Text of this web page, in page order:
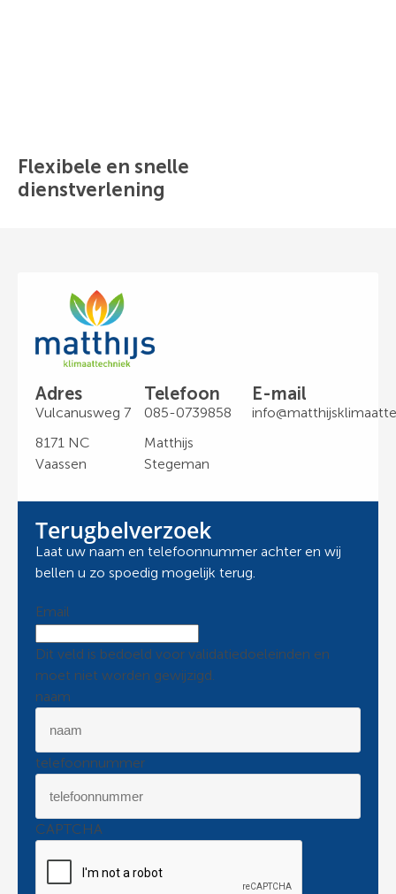
Flexibele en snelle
dienstverlening
Adres
Vulcanusweg 7
8171 NC
Vaassen
Telefoon
085-0739858
Matthijs
Stegeman
E-mail
Terugbelverzoek
Laat uw naam en telefoonnummer achter en wij
bellen u zo spoedig mogelijk terug.
Email
Dit veld is bedoeld voor validatiedoeleinden en
moet niet worden gewijzigd.
naam
telefoonnummer
CAPTCHA